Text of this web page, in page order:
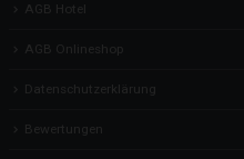
AGB Hotel
AGB Onlineshop
Datenschutzerklärung
Bewertungen